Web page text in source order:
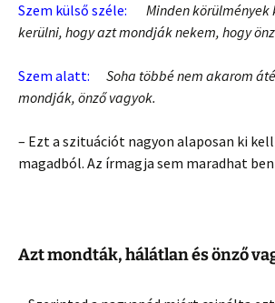
Szem külső széle:
Minden
kerülni, hogy azt mondják nekem, hogy
Szem alatt:
Soha többé nem akarom
mondják, önző vagyok.
– Ezt a szituációt nagyon alaposan ki
magadból. Az írmagja sem maradhat
Azt mondták, hálátlan és önző